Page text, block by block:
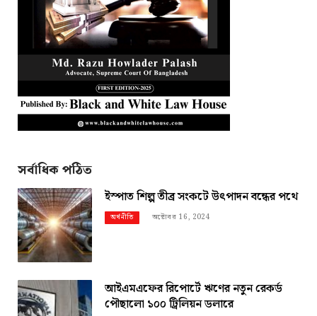
সর্বাধিক পঠিত
ইস্পাত শিল্প তীব্র সংকটে উৎপাদন বন্ধের পথে
অর্থনীতি অক্টোবর 16, 2024
আইএমএফের রিপোর্টে ঋণের নতুন রেকর্ড
পৌছালো ১০০ ট্রিলিয়ন ডলারে